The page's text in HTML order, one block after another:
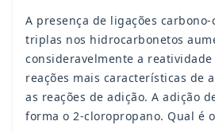
A presença de ligações
triplas nos hidrocarbonetos
consideravelmente a
reações mais características de
as reações de adição. A adição
forma o 2-cloropropano. Qual é